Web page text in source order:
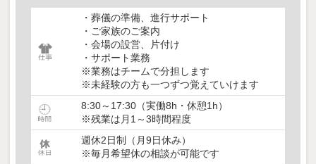
・葬儀の準備、進行サポート
・ご家族のご案内
・会場の設営、片付け
・サポート業務
※業務はチームで分担します
※未経験の方も一つずつ覚えていけます
8:30～17:30（実働8h・休憩1h）
※残業は月1～3時間程度
週休2日制（月9日休み）
※毎月希望休の相談が可能です